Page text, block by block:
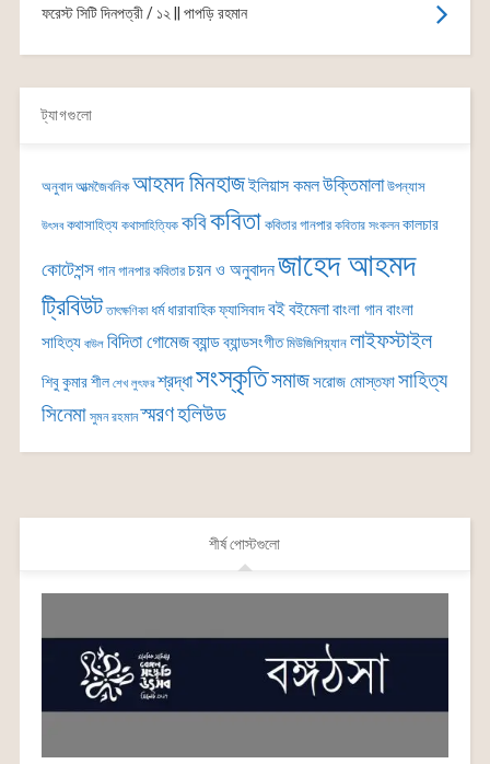
ফরেস্ট সিটি দিনপত্রী / ১২ || পাপড়ি রহমান
ট্যাগগুলো
অনুবাদ আত্মজৈবনিক আহমদ মিনহাজইলিয়াস কমলউক্তিমালা উপন্যাস
উৎসব কথাসাহিত্য কথাসাহিত্যিক কবিকবিতা কবিতার গানপার কবিতার সংকলন কালচার
কোটেশন্সগান গানপার কবিতার চয়ন ও অনুবাদনজাহেদ আহমদ
ট্রিবিউট তাৎক্ষণিকা ধর্ম ধারাবাহিকফ্যাসিবাদবইবইমেলাবাংলা গানবাংলা
সাহিত্য বাউল বিদিতা গোমেজব্যান্ডব্যান্ডসংগীত মিউজিশিয়্যান লাইফস্টাইল
শিবু কুমার শীল শেখ লুৎফর শ্রদ্ধাসংস্কৃতিসমাজসরোজ মোস্তফাসাহিত্য
সিনেমা সুমন রহমান স্মরণহলিউড
শীর্ষ পোস্টগুলো